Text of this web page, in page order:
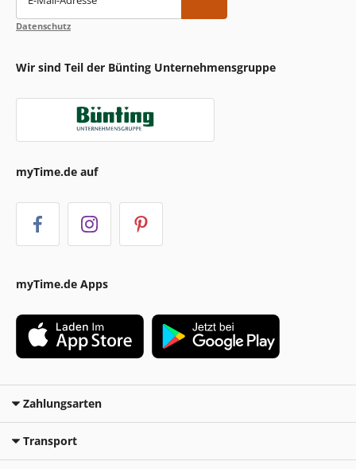
Datenschutz
Wir sind Teil der Bünting Unternehmensgruppe
myTime.de auf
myTime.de Apps
Zahlungsarten
Transport